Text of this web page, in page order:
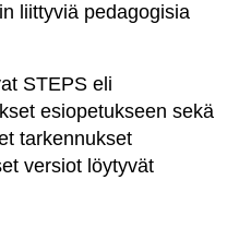
liittyviä pedagogisia
STEPS eli
esiopetukseen sekä
tarkennukset
versiot löytyvät